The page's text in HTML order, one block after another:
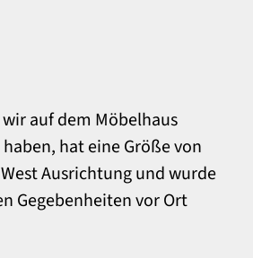
wir auf dem Möbelhaus
hat eine Größe von
Ausrichtung und wurde
Gegebenheiten vor Ort